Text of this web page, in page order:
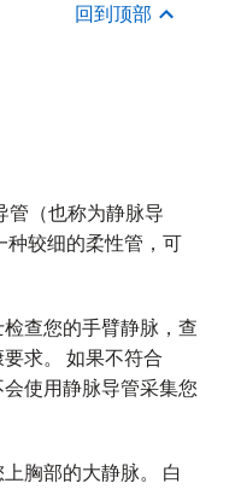
回到顶部
管（也称为静脉导
种较细的柔性管，可
查您的手臂静脉，查
求。 如果不符合
会使用静脉导管采集您
胸部的大静脉。 白